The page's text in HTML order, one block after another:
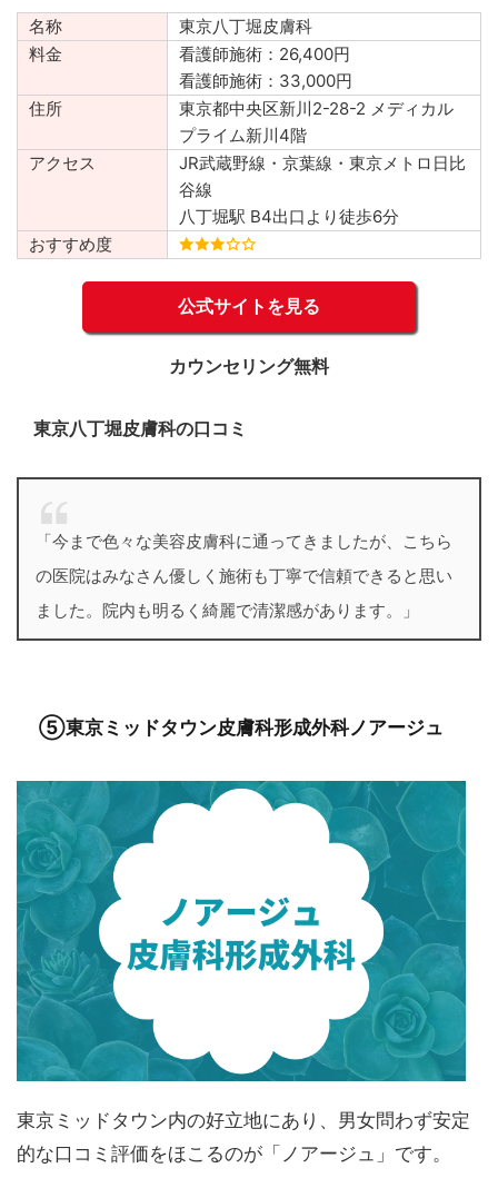
名称
東京八丁堀皮膚科
料金
看護師施術：26,400円
看護師施術：33,000円
住所
東京都中央区新川2-28-2 メディカル
プライム新川4階
アクセス
JR武蔵野線・京葉線・東京メトロ日比
谷線
八丁堀駅 B4出口より徒歩6分
おすすめ度
公式サイトを見る
カウンセリング無料
東京八丁堀皮膚科の口コミ
「今まで色々な美容皮膚科に通ってきましたが、こちら
の医院はみなさん優しく施術も丁寧で信頼できると思い
ました。院内も明るく綺麗で清潔感があります。」
⑤東京ミッドタウン皮膚科形成外科ノアージュ
東京ミッドタウン内の好立地にあり、男女問わず安定
的な口コミ評価をほこるのが「ノアージュ」です。